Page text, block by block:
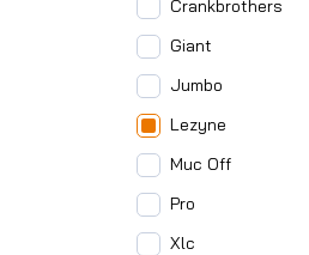
Crankbrothers
Giant
Jumbo
Lezyne
Muc Off
Pro
Xlc